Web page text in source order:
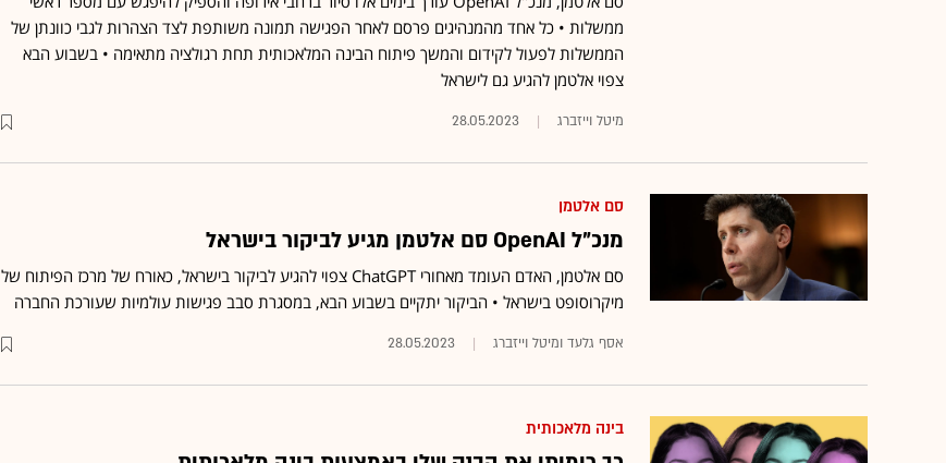
ממשלות • כל אחד מהמנהיגים פרסם לאחר הפגישה תמונה משותפת לצד הצהרות לגבי כוונתן של
הממשלות לפעול לקידום והמשך פיתוח הבינה המלאכותית תחת רגולציה מתאימה • בשבוע הבא
צפוי אלטמן להגיע גם לישראל
מיטל וייזברג 28.05.2023
סם אלטמן
מנכ"ל OpenAI סם אלטמן מגיע לביקור בישראל
סם אלטמן, האדם העומד מאחורי ChatGPT צפוי להגיע לביקור בישראל, כאורח של מרכז הפיתוח של
מיקרוסופט בישראל • הביקור יתקיים בשבוע הבא, במסגרת סבב פגישות עולמיות שעורכת החברה
אסף גלעד ומיטל וייזברג 28.05.2023
בינה מלאכותית